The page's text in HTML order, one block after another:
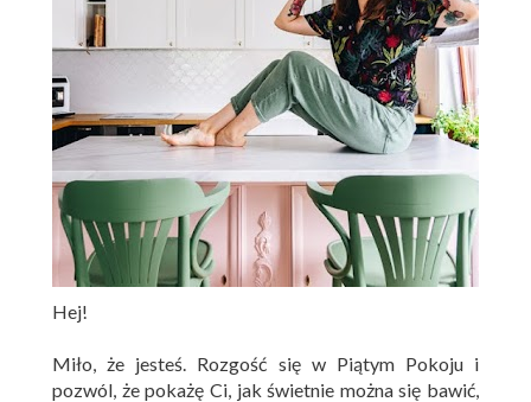
Hej!
Miło, że jesteś. Rozgość się w Piątym Pokoju i
pozwól, że pokażę Ci, jak świetnie można się bawić,